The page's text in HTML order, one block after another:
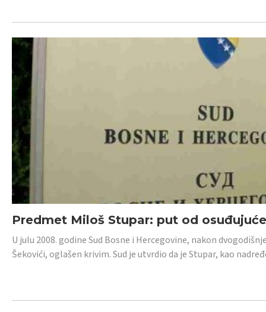
Predmet Miloš Stupar: put od
U julu 2008. godine Sud Bosne i Hercegovine, nakon
Šekovići, oglašen krivim. Sud je utvrdio da je Stupar, kao